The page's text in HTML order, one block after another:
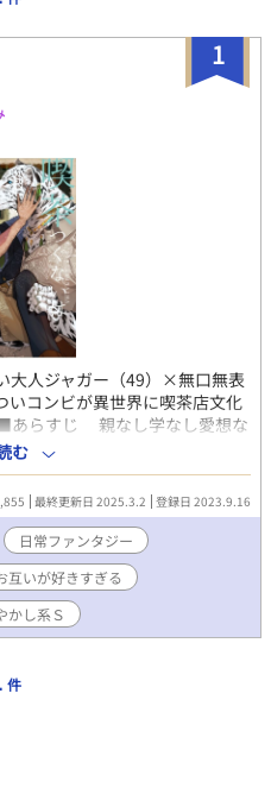
1
大人ジャガー（49）×無口無表
いコンビが異世界に喫茶店文化
あらすじ 親なし学なし愛想な
者・佐転一斉（19）はその
すがりの罪なき善人をうっか
理者を名乗る謎の声から［異世
うペナルティを与えられる。
ャガー獣人──ジェッゾ・ヤガ
をしてやろう」 「…………。あ
お主の飼い主で、お主は自分
皮が薄い人間族とて毛繕いは
こへ横たわれ」 「（いや、そ
当たり前みてぇに誘われっ
照れるぜ）」 「イッサイ」
む
最終更新日 2025.3.2 登録日 2023.9.16
日常ファンタジー
互いが好きすぎる
かし系Ｓ
件